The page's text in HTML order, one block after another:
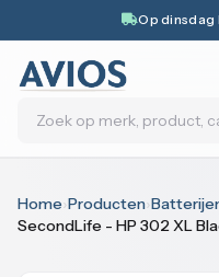
Op dinsdag
Zoeken
Home›Producten›
SecondLife - HP 302 XL